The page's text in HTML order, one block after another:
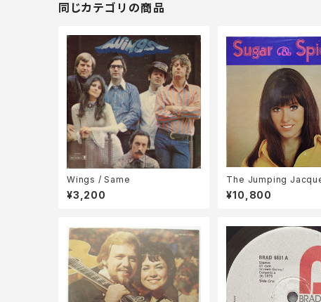
同じカテゴリの商品
Wings / Same
¥3,200
The Jumping
ar & Spice
¥10,800